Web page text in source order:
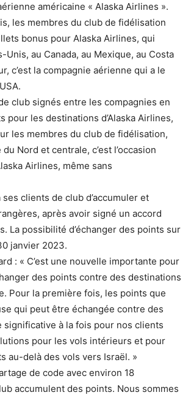
américaine « Alaska Airlines ».
les membres du club de fidélisation
bonus pour Alaska Airlines, qui
au Canada, au Mexique, au Costa
c’est la compagnie aérienne qui a le
club signés entre les compagnies en
pour les destinations d’Alaska Airlines,
les membres du club de fidélisation,
Nord et centrale, c’est l’occasion
Airlines, même sans
clients de club d’accumuler et
après avoir signé un accord
La possibilité d’échanger des points sur
janvier 2023.
: « C’est une nouvelle importante pour
des points contre des destinations
Pour la première fois, les points que
qui peut être échangée contre des
significative à la fois pour nos clients
pour les vols intérieurs et pour
au-delà des vols vers Israël. »
de code avec environ 18
accumulent des points. Nous sommes